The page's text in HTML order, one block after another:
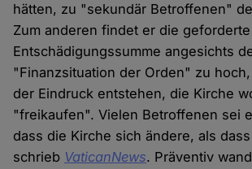
hätten, zu "sekundär Betroffenen"
Zum anderen findet er die geforderte
Entschädigungssumme angesichts
"Finanzsituation der Orden" zu
der Eindruck entstehen, die Kirche
"freikaufen". Vielen Betroffenen sei
dass die Kirche sich ändere, als
schrieb VaticanNews. Präventiv